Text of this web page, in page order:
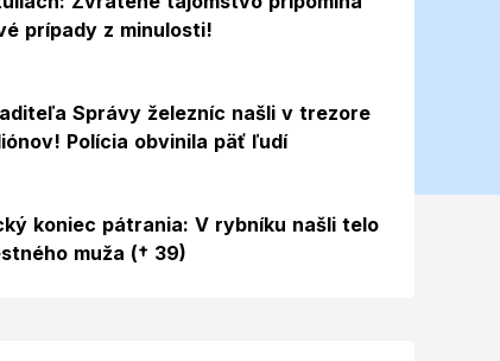
prípady z minulosti!
Správy železníc našli v trezore
Polícia obvinila päť ľudí
koniec pátrania: V rybníku našli telo
muža († 39)